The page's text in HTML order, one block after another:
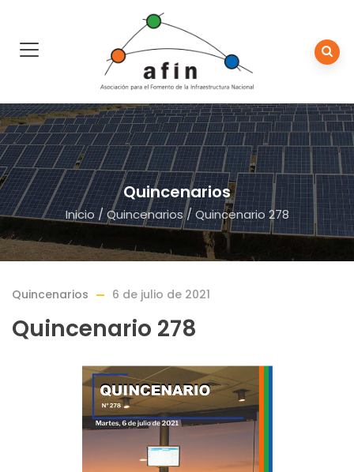
Quincenarios
Inicio/ Quincenarios/Quincenario 278
Quincenarios 6 de julio de 2021
Quincenario 278